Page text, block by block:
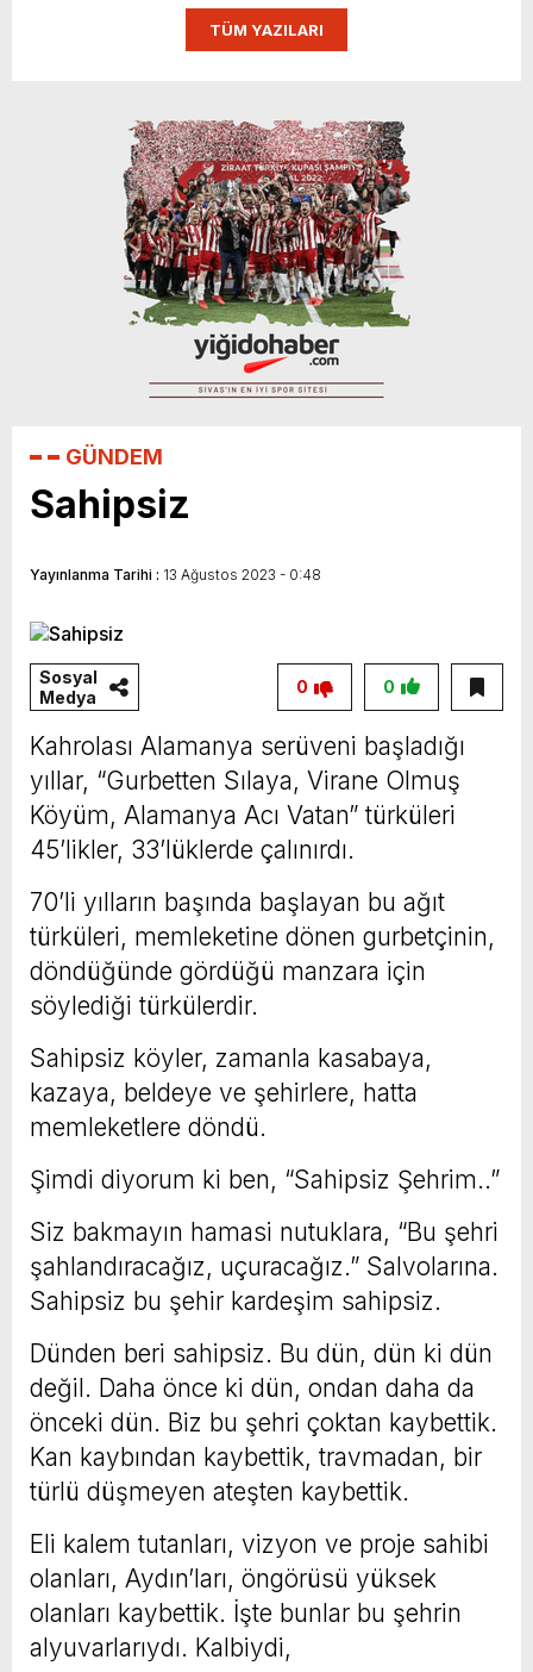
TÜM YAZILARI
GÜNDEM
Sahipsiz
Yayınlanma Tarihi : 13 Ağustos 2023 - 0:48
Sosyal
Medya
0
0
Kahrolası Alamanya serüveni başladığı
yıllar, “Gurbetten Sılaya, Virane Olmuş
Köyüm, Alamanya Acı Vatan” türküleri
45’likler, 33’lüklerde çalınırdı.
70’li yılların başında başlayan bu ağıt
türküleri, memleketine dönen gurbetçinin,
döndüğünde gördüğü manzara için
söylediği türkülerdir.
Sahipsiz köyler, zamanla kasabaya,
kazaya, beldeye ve şehirlere, hatta
memleketlere döndü.
Şimdi diyorum ki ben, “Sahipsiz Şehrim..”
Siz bakmayın hamasi nutuklara, “Bu şehri
şahlandıracağız, uçuracağız.” Salvolarına.
Sahipsiz bu şehir kardeşim sahipsiz.
Dünden beri sahipsiz. Bu dün, dün ki dün
değil. Daha önce ki dün, ondan daha da
önceki dün. Biz bu şehri çoktan kaybettik.
Kan kaybından kaybettik, travmadan, bir
türlü düşmeyen ateşten kaybettik.
Eli kalem tutanları, vizyon ve proje sahibi
olanları, Aydın’ları, öngörüsü yüksek
olanları kaybettik. İşte bunlar bu şehrin
alyuvarlarıydı. Kalbiydi,